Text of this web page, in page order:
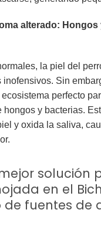
alterado: Hongos
la piel del
inofensivos. Sin
perfecto
hongos y bacterias.
y oxida la saliva,
solución
en el
de fuentes de